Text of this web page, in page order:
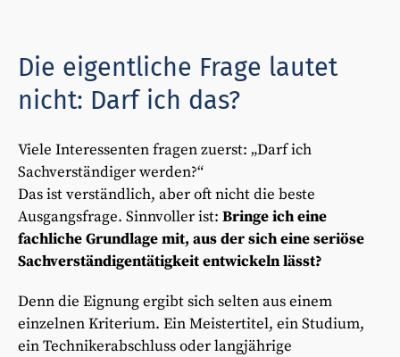
Die eigentliche Frage lautet
nicht: Darf ich das?
Viele Interessenten fragen zuerst: „Darf ich
Sachverständiger werden?“
Das ist verständlich, aber oft nicht die beste
Ausgangsfrage. Sinnvoller ist: Bringe ich eine
fachliche Grundlage mit, aus der sich eine seriöse
Sachverständigentätigkeit entwickeln lässt?
Denn die Eignung ergibt sich selten aus einem
einzelnen Kriterium. Ein Meistertitel, ein Studium,
ein Technikerabschluss oder langjährige